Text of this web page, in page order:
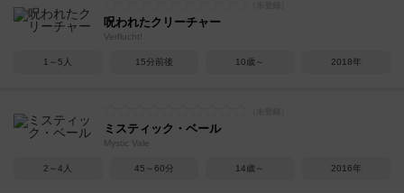
呪われたクリーチャー
Verflucht!
1～5人 15分前後 10歳～ 2018年
ミスティック・ベール
Mystic Vale
2～4人 45～60分 14歳～ 2016年